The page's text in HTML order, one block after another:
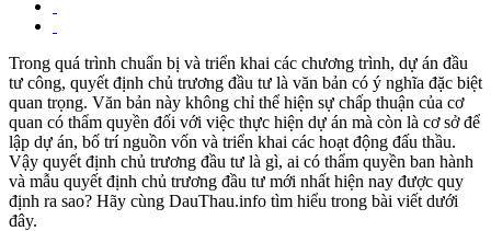
Trong quá trình chuẩn bị và triển khai các chương trình, dự án đầu
tư công, quyết định chủ trương đầu tư là văn bản có ý nghĩa đặc biệt
quan trọng. Văn bản này không chỉ thể hiện sự chấp thuận của cơ
quan có thẩm quyền đối với việc thực hiện dự án mà còn là cơ sở để
lập dự án, bố trí nguồn vốn và triển khai các hoạt động đấu thầu.
Vậy quyết định chủ trương đầu tư là gì, ai có thẩm quyền ban hành
và mẫu quyết định chủ trương đầu tư mới nhất hiện nay được quy
định ra sao? Hãy cùng DauThau.info tìm hiểu trong bài viết dưới
đây.